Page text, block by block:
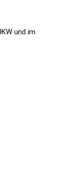
und im